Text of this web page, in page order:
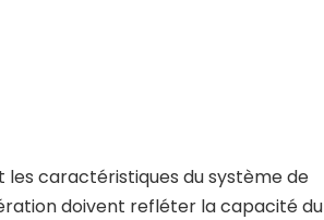
caractéristiques du système de
doivent refléter la capacité du